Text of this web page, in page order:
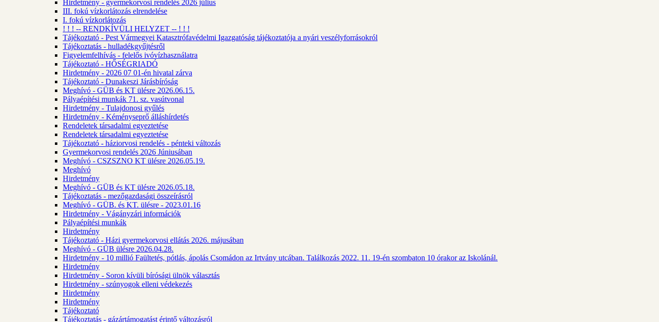
Hirdetmény - gyermekorvosi rendelés 2026 július
III. fokú vízkorlátozás elrendelése
I. fokú vízkorlátozás
! ! ! -- RENDKÍVÜLI HELYZET -- ! ! !
Tájékoztató - Pest Vármegyei Katasztrófavédelmi Igazgatóság tájékoztatója a nyári veszélyforrásokról
Tájékoztatás - hulladékgyűjtésről
Figyelemfelhívás - felelős ivóvízhasználatra
Tájékoztató - HŐSÉGRIADÓ
Hirdetmény - 2026 07 01-én hivatal zárva
Tájékoztató - Dunakeszi Járásbíróság
Meghívó - GÜB és KT ülésre 2026.06.15.
Pályaépítési munkák 71. sz. vasútvonal
Hirdetmény - Tulajdonosi gyűlés
Hirdetmény - Kéményseprő álláshírdetés
Rendeletek társadalmi egyeztetése
Rendeletek társadalmi egyeztetése
Tájékoztató - háziorvosi rendelés - pénteki változás
Gyermekorvosi rendelés 2026 Júniusában
Meghívó - CSZSZNO KT ülésre 2026.05.19.
Meghívó
Hirdetmény
Meghívó - GÜB és KT ülésre 2026.05.18.
Tájékoztatás - mezőgazdasági összeírásról
Meghívó - GÜB. és KT. ülésre - 2023.01.16
Hirdetmény - Vágányzári információk
Pályaépítési munkák
Hirdetmény
Tájékoztató - Házi gyermekorvosi ellátás 2026. májusában
Meghívó - GÜB ülésre 2026.04.28.
Hirdetmény - 10 millió Faültetés, pótlás, ápolás Csomádon az Irtvány utcában. Találkozás 2022. 11. 19-én szombaton 10 órakor az Iskolánál.
Hirdetmény
Hirdetmény - Soron kívüli bírósági ülnök választás
Hirdetmény - szúnyogok elleni védekezés
Hirdetmény
Hirdetmény
Tájékoztató
Tájékoztatás - gázártámogatást érintő változásról